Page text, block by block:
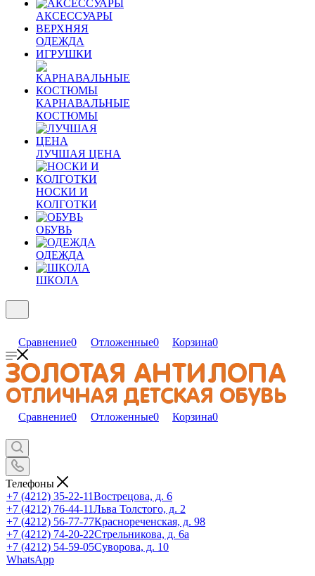
АКСЕССУАРЫ
ВЕРХНЯЯ
ОДЕЖДА
ИГРУШКИ
КАРНАВАЛЬНЫЕ
КОСТЮМЫ
ЛУЧШАЯ ЦЕНА
НОСКИ И
КОЛГОТКИ
ОБУВЬ
ОДЕЖДА
ШКОЛА
Сравнение0 Отложенные0 Корзина0
Сравнение0 Отложенные0 Корзина0
Телефоны
+7 (4212) 35-22-11Вострецова, д. 6
+7 (4212) 76-44-11Льва Толстого, д. 2
+7 (4212) 56-77-77Краснореченская, д. 98
+7 (4212) 74-20-22Стрельникова, д. 6а
+7 (4212) 54-59-05Суворова, д. 10
WhatsApp